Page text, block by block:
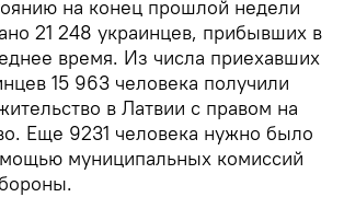
на конец прошлой недели
21 248 украинцев, прибывших в
время. Из числа приехавших
15 963 человека получили
в Латвии с правом на
Еще 9231 человека нужно было
муниципальных комиссий